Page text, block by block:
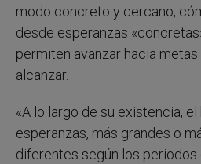
modo concreto y cercano,
desde esperanzas
permiten avanzar hacia
alcanzar.
«A lo largo de su existencia,
esperanzas, más grandes o
diferentes según los periodos